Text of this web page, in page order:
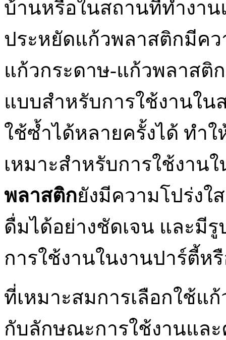
บ้านหรือในสถานที่ทำงา
ประหยัดแก้วพลาสติกมีค
แก้วกระดาษ-แก้วพลาสติ
แบบสำหรับการใช้งานใน
ใช้ซ้ำได้หลายครั้งได้ ทำ
เหมาะสำหรับการใช้งานใ
พลาสติกยังมีความโปร่งใ
ดื่มได้อย่างชัดเจน และมี
การใช้งานในงานปาร์ตี้ห
ที่เหมาะสมการเลือกใช้แ
กับลักษณะการใช้งานแล